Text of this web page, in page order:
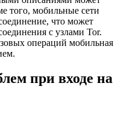
того, мобильные сети
что может
с узлами Tor.
операций мобильная
при входе на